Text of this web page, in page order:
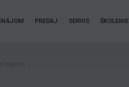
PREDAJ SERVIS ŠKOLENIE